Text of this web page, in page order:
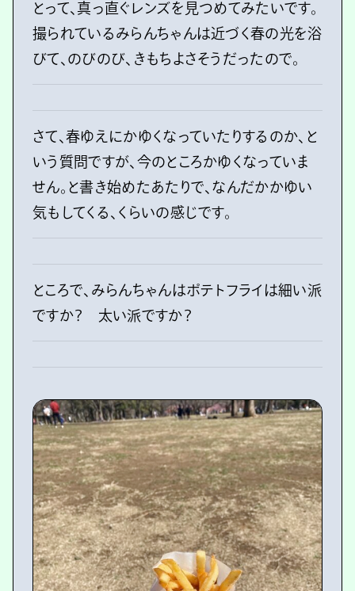
とって、真っ直ぐレンズを見つめてみたいです。
撮られているみらんちゃんは近づく春の光を浴
びて、のびのび、きもちよさそうだったので。
さて、春ゆえにかゆくなっていたりするのか、と
いう質問ですが、今のところかゆくなっていま
せん。と書き始めたあたりで、なんだかかゆい
気もしてくる、くらいの感じです。
ところで、みらんちゃんはポテトフライは細い派
ですか？ 太い派ですか？